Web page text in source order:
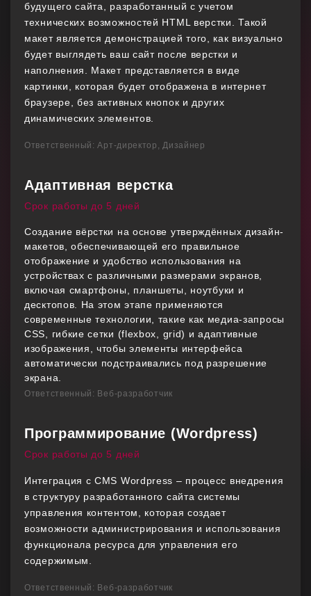
будущего сайта, разработанный с учетом
технических возможностей HTML верстки. Такой
макет является демонстрацией того, как визуально
будет выглядеть ваш сайт после верстки и
наполнения. Макет представляется в виде
картинки, которая будет отображена в интернет
браузере, без активных кнопок и других
динамических элементов.
Ответственный: Арт-директор, Дизайнер
Адаптивная верстка
Срок работы до 5 дней
Создание вёрстки на основе утверждённых дизайн-
макетов, обеспечивающей его правильное
отображение и удобство использования на
устройствах с различными размерами экранов,
включая смартфоны, планшеты, ноутбуки и
десктопов. На этом этапе применяются
современные технологии, такие как медиа-запросы
CSS, гибкие сетки (flexbox, grid) и адаптивные
изображения, чтобы элементы интерфейса
автоматически подстраивались под разрешение
экрана.
Ответственный: Веб-разработчик
Программирование (Wordpress)
Срок работы до 5 дней
Интеграция с CMS Wordpress – процесс внедрения
в структуру разработанного сайта системы
управления контентом, которая создает
возможности администрирования и использования
функционала ресурса для управления его
содержимым.
Ответственный: Веб-разработчик